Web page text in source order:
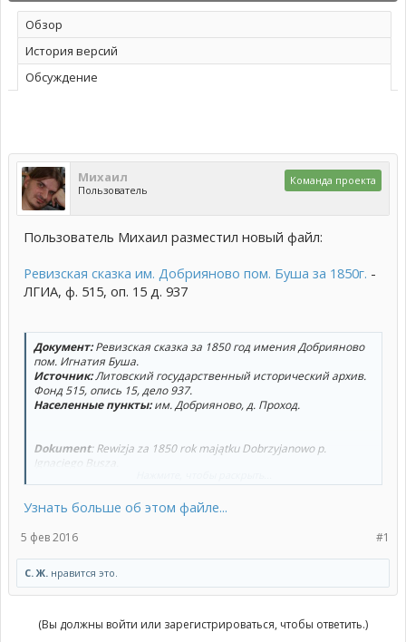
Обзoр
История версий
Обсуждение
Михаил
Пользователь
Команда проекта
Пользователь Михаил разместил новый файл:
Ревизская сказка им. Добрияново пом. Буша за 1850г. -
ЛГИА, ф. 515, оп. 15 д. 937
Документ:Ревизская сказка за 1850 год имения Добрияново
пом. Игнатия Буша.
Источник:Литовский государственный исторический архив.
Фонд 515, опись 15, дело 937.
Населенные пункты:им. Добрияново, д. Проход.
Dokument: Rewizja za 1850 rok majątku Dobrzyjanowo p.
Ignaciego Busza.
Узнать больше об этом файле...
#1
5 фев 2016
С. Ж. нравится это.
(Вы должны войти или зарегистрироваться, чтобы ответить.)